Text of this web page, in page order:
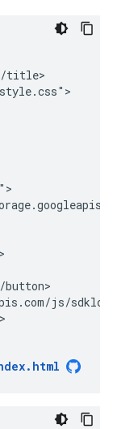
title>
button>
js/